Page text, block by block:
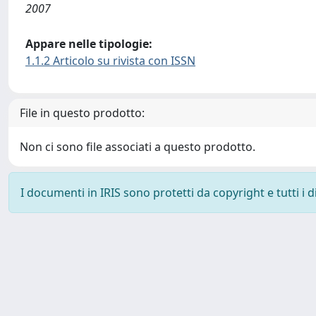
2007
Appare nelle tipologie:
1.1.2 Articolo su rivista con ISSN
File in questo prodotto:
Non ci sono file associati a questo prodotto.
I documenti in IRIS sono protetti da copyright e tutti i